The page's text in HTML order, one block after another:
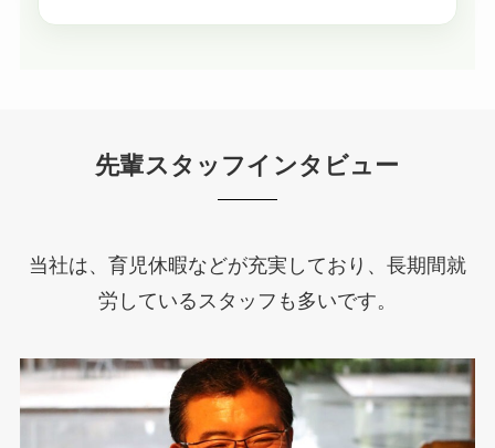
先輩スタッフインタビュー
当社は、育児休暇などが充実しており、長期間就
労しているスタッフも多いです。